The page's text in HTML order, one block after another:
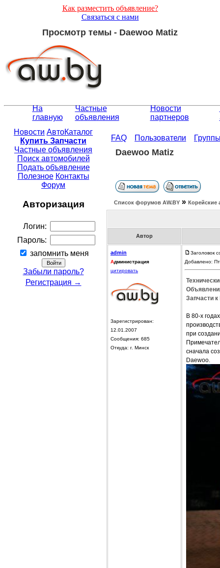
Как разместить объявление?
Связаться с нами
Просмотр темы - Daewoo Matiz
На
главную
Частные
объявления
Новости
партнеров
Новости АвтоКаталог
Купить Запчасти
Частные объявления
Поиск автомобилей
Подать объявление
Полезное Контакты
Форум
Авторизация
Логин:
Пароль:
запомнить меня
Забыли пароль?
Регистрация →
FAQ Пользователи
Daewoo Matiz
Список форумов АW.BY » Корейские
Автор
admin
Администрация
цитировать
Зарегистрирован:
12.01.2007
Сообщения: 685
Откуда: г. Минск
Заголовок
Добавлено:
Запчасти к
В 80-х
при
сначала
Daewoo.